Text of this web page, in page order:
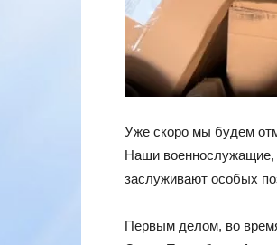
Уже скоро мы будем
Наши военнослужащие,
заслуживают особых
Первым делом, во